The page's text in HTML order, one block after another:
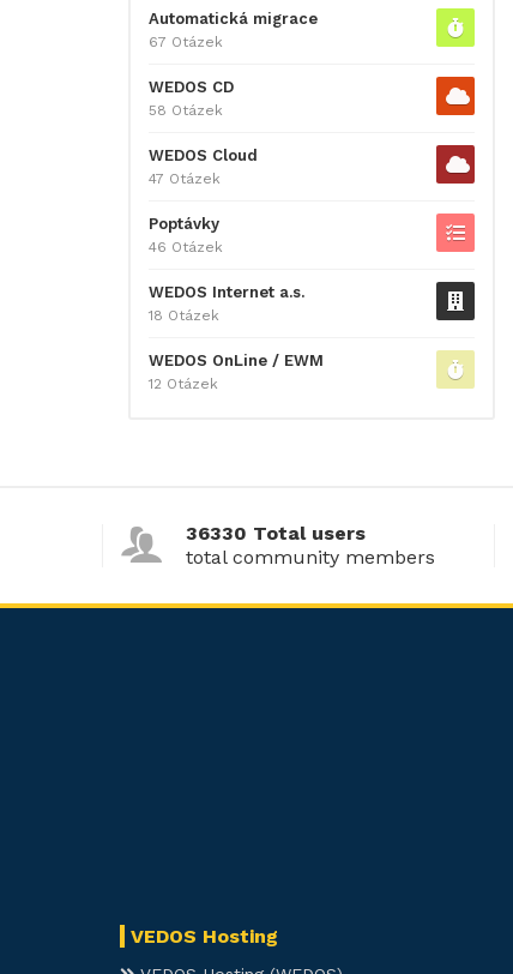
Automatická migrace
67 Otázek
WEDOS CD
58 Otázek
WEDOS Cloud
47 Otázek
Poptávky
46 Otázek
WEDOS Internet a.s.
18 Otázek
WEDOS OnLine / EWM
12 Otázek
36330 Total users
total community members
VEDOS Hosting